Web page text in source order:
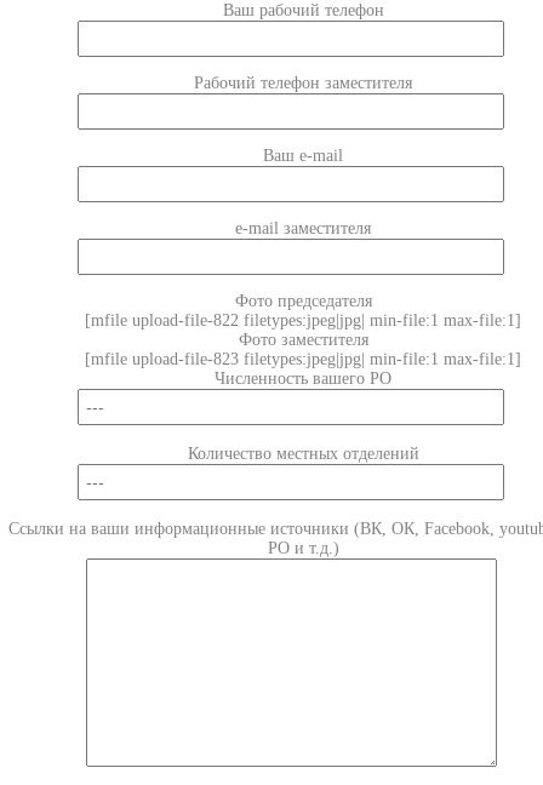
Ваш рабочий телефон
Рабочий телефон заместителя
Ваш e-mail
e-mail заместителя
Фото председателя
[mfile upload-file-822 filetypes:jpeg|jpg| min-file:1 max-file:1]
Фото заместителя
[mfile upload-file-823 filetypes:jpeg|jpg| min-file:1 max-file:1]
Численность вашего РО
Количество местных отделений
Ссылки на ваши информационные источники (ВК, ОК, Facebook,
РО и т.д.)